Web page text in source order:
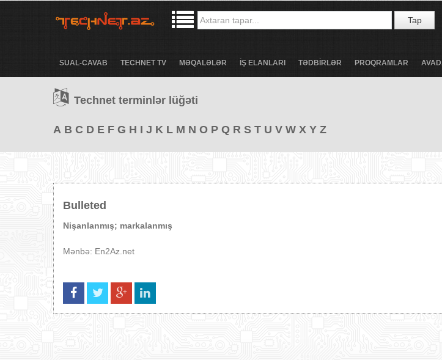
Tap
SUAL-CAVAB TECHNET TV MƏQALƏLƏR İŞ ELANLARI TƏDBİRLƏR PROQRAMLAR
Technet terminlər lüğəti
A B C D E F G H I J K L M N O P Q R S T U V W X Y Z
Bulleted
Nişanlanmış; markalanmış
Mənbə: En2Az.net